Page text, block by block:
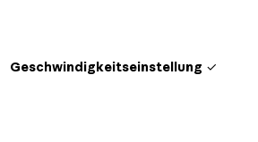
Geschwindigkeitseinstellung ✓